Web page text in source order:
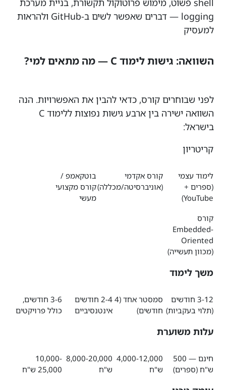
shell פשוט, מימוש פרוטוקול תקשורת, בניית מערכת
logging — דברים שאפשר לשים ב-GitHub ולהראות
למעסיק
השוואה: גישות לימוד C — מה מתאים למי?
לפני שבוחרים קורס, כדאי להבין את האפשרויות. הנה
השוואה ישירה בין ארבע גישות נפוצות ללימוד C
בישראל:
קריטריון
לימוד עצמי
(ספרים +
YouTube)
קורס אקדמי
(אוניברסיטה/מכללה)
בוטקאמפ /
קורס מקצועי
מעשי
קורס
Embedded-
Oriented
(מכוון תעשייה)
משך לימוד
3-12 חודשים
(תלוי בעקביות)
סמסטר אחד (4
חודשים)
2-4 חודשים
אינטנסיביים
3-6 חודשים,
כולל פרויקטים
עלות משוערת
חינם — 500
ש"ח (ספרים)
4,000-12,000
ש"ח
8,000-20,000
ש"ח
10,000-
25,000 ש"ח